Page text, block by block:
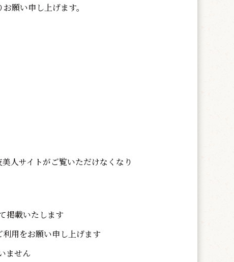
願い申し上げます。
人サイトがご覧いただけなくなり
掲載いたします
用をお願い申し上げます
ません